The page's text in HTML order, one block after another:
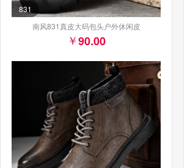
831
南风831真皮大码包头户外休闲皮
90.00